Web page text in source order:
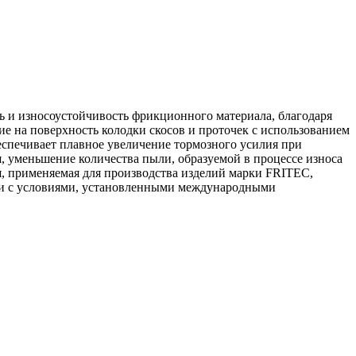
фрикционного материала, благодаря
на поверхность колодки скосов и проточек с использованием
плавное увеличение тормозного усилия при
количества пыли, образуемой в процессе износа
для производства изделий марки FRITEC,
с условиями, установленными международными